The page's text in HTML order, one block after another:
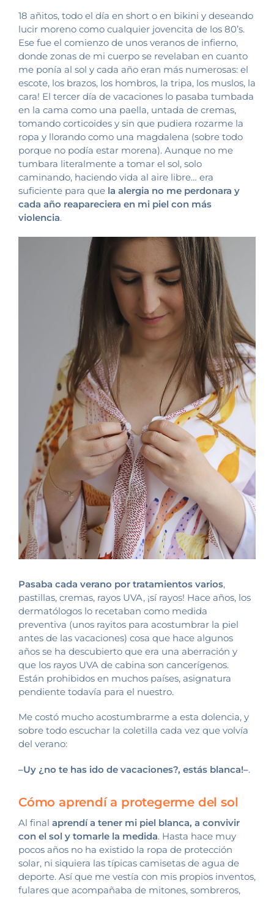
18 añitos, todo el día en short o en bikini y deseando
lucir moreno como cualquier jovencita de los 80’s.
Ese fue el comienzo de unos veranos de infierno,
donde zonas de mi cuerpo se revelaban en cuanto
me ponía al sol y cada año eran más numerosas: el
escote, los brazos, los hombros, la tripa, los muslos, la
cara! El tercer día de vacaciones lo pasaba tumbada
en la cama como una paella, untada de cremas,
tomando corticoides y sin que pudiera rozarme la
ropa y llorando como una magdalena (sobre todo
porque no podía estar morena). Aunque no me
tumbara literalmente a tomar el sol, solo
caminando, haciendo vida al aire libre… era
suficiente para que la alergia no me perdonara y
cada año reapareciera en mi piel con más
violencia.
Pasaba cada verano por tratamientos varios,
pastillas, cremas, rayos UVA, ¡sí rayos! Hace años, los
dermatólogos lo recetaban como medida
preventiva (unos rayitos para acostumbrar la piel
antes de las vacaciones) cosa que hace algunos
años se ha descubierto que era una aberración y
que los rayos UVA de cabina son cancerígenos.
Están prohibidos en muchos países, asignatura
pendiente todavía para el nuestro.
Me costó mucho acostumbrarme a esta dolencia, y
sobre todo escuchar la coletilla cada vez que volvía
del verano:
–Uy ¿no te has ido de vacaciones?, estás blanca!–.
Cómo aprendí a protegerme del sol
Al final aprendí a tener mi piel blanca, a convivir
con el sol y tomarle la medida. Hasta hace muy
pocos años no ha existido la ropa de protección
solar, ni siquiera las típicas camisetas de agua de
deporte. Así que me vestía con mis propios inventos,
fulares que acompañaba de mitones, sombreros,